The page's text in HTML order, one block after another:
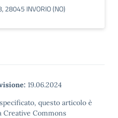
28045 INVORIO (NO)
19.06.2024
questo articolo è
Creative Commons